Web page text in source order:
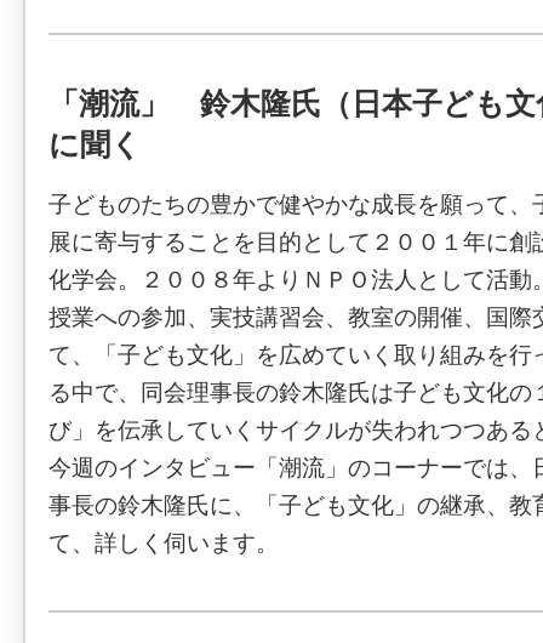
「潮流」 鈴木隆氏（日本子ども
に聞く
子どものたちの豊かで健やかな成長を願って、
展に寄与することを目的として２００１年に創
化学会。２００８年よりＮＰＯ法人として活動
授業への参加、実技講習会、教室の開催、国際
て、「子ども文化」を広めていく取り組みを行
る中で、同会理事長の鈴木隆氏は子ども文化の
び」を伝承していくサイクルが失われつつある
今週のインタビュー「潮流」のコーナーでは、
事長の鈴木隆氏に、「子ども文化」の継承、教
て、詳しく伺います。